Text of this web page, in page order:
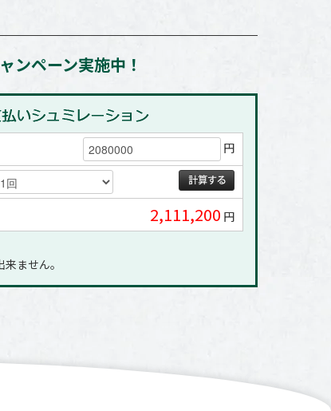
ンペーン実施中！
円
2,111,200 円
ません｡